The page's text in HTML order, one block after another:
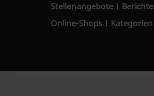
Stellenangebote
Berichte
Online-Shops
Kategorien